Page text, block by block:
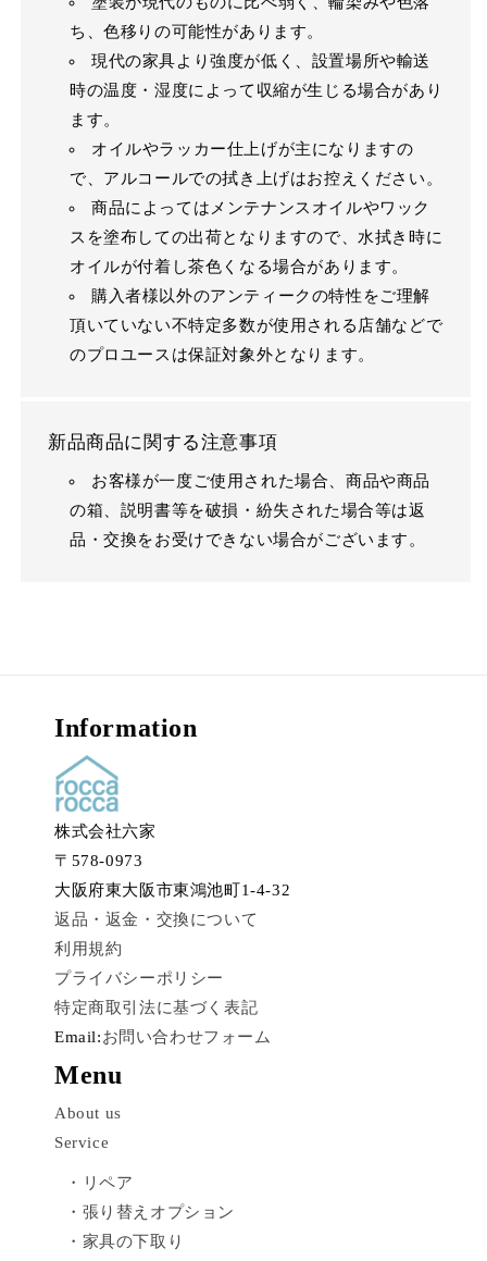
ち、色移りの可能性があります。
現代の家具より強度が低く、設置場所や輸送
時の温度・湿度によって収縮が生じる場合があり
ます。
オイルやラッカー仕上げが主になりますの
で、アルコールでの拭き上げはお控えください。
商品によってはメンテナンスオイルやワック
スを塗布しての出荷となりますので、水拭き時に
オイルが付着し茶色くなる場合があります。
購入者様以外のアンティークの特性をご理解
頂いていない不特定多数が使用される店舗などで
のプロユースは保証対象外となります。
新品商品に関する注意事項
お客様が一度ご使用された場合、商品や商品
の箱、説明書等を破損・紛失された場合等は返
品・交換をお受けできない場合がございます。
Information
株式会社六家
〒578-0973
大阪府東大阪市東鴻池町1-4-32
返品・返金・交換について
利用規約
プライバシーポリシー
特定商取引法に基づく表記
Email:お問い合わせフォーム
Menu
About us
Service
・リペア
・張り替えオプション
・家具の下取り